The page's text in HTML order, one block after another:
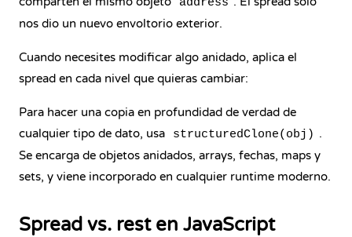
address
nos dio un nuevo envoltorio exterior.
Cuando necesites modificar algo anidado, aplica el
spread en cada nivel que quieras cambiar:
Para hacer una copia en profundidad de verdad de
cualquier tipo de dato, usa
structuredClone(obj) .
Se encarga de objetos anidados, arrays, fechas, maps y
sets, y viene incorporado en cualquier runtime moderno.
Spread vs. rest en JavaScript